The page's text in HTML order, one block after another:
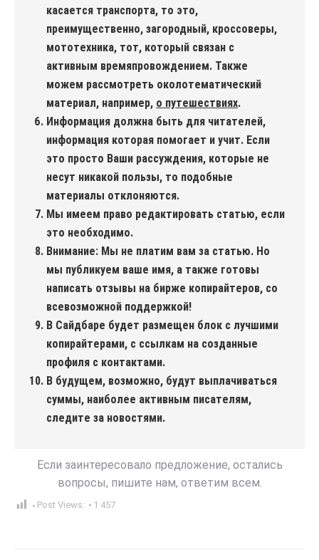
касается транспорта, то это,
преимущественно, загородный, кроссоверы,
мототехника, тот, который связан с
активным времяпровождением. Также
можем рассмотреть околотематический
материал, например, о путешествиях.
Информация должна быть для читателей,
информация которая помогает и учит. Если
это просто Ваши рассуждения, которые не
несут никакой пользы, то подобные
материалы отклоняются.
Мы имеем право редактировать статью, если
это необходимо.
Внимание: Мы не платим вам за статью. Но
мы публикуем ваше имя, а также готовы
написать отзывы на бирже копирайтеров, со
всевозможной поддержкой!
В Сайдбаре будет размещен блок с лучшими
копирайтерами, с ссылкам на созданные
профиля с контактами.
В будущем, возможно, будут выплачиваться
суммы, наиболее активным писателям,
следите за новостями.
Если заинтересовало предложение, остались
вопросы, пишите нам, ответим всем.
Post Views: 1 457